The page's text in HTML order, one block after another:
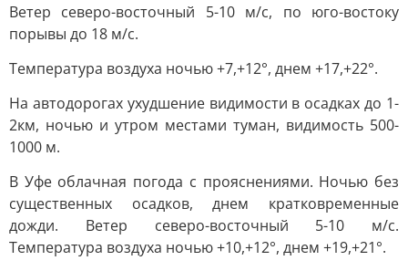
Ветер северо-восточный 5-10 м/с, по юго-востоку
порывы до 18 м/с.
Температура воздуха ночью +7,+12°, днем +17,+22°.
На автодорогах ухудшение видимости в осадках до 1-
2км, ночью и утром местами туман, видимость 500-
1000 м.
В Уфе облачная погода с прояснениями. Ночью без
существенных осадков, днем кратковременные
дожди. Ветер северо-восточный 5-10 м/с.
Температура воздуха ночью +10,+12°, днем +19,+21°.